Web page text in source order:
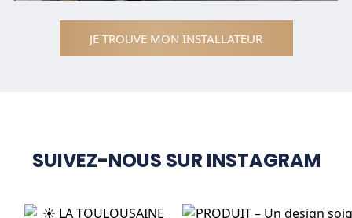
JE TROUVE MON INSTALLATEUR
SUIVEZ-NOUS SUR INSTAGRAM